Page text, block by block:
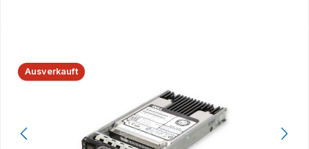
Bildergalerie überspringen
Ausverkauft